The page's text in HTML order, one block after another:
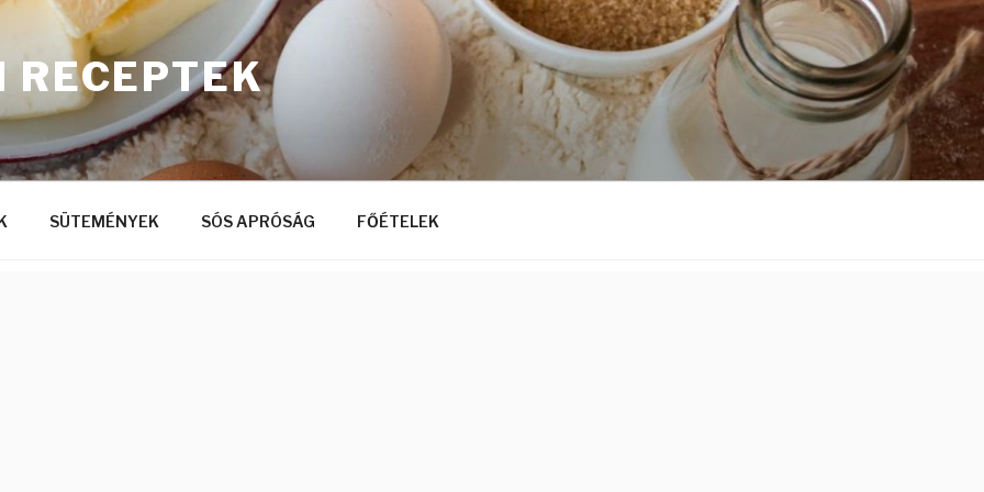
RECEPTEK
SÜTEMÉNYEK SÓS APRÓSÁG FŐÉTELEK